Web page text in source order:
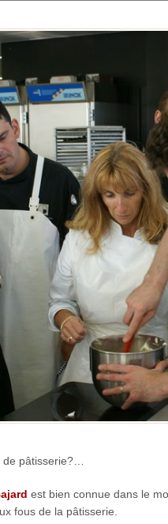
de pâtisserie?…
est bien connue dans le
fous de la pâtisserie.